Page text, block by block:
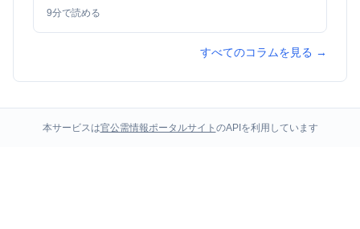
9分で読める
すべてのコラムを見る →
本サービスは官公需情報ポータルサイト のAPIを利用しています